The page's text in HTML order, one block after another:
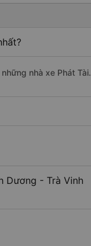
nhà xe Phát Tài.
Dương - Trà Vinh